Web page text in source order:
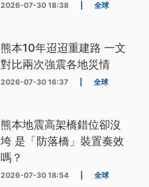
2026-07-30 18:38 全球
熊本10年迢迢重建路 一文
對比兩次強震各地災情
2026-07-30 16:37 全球
熊本地震高架橋錯位卻沒
垮 是「防落橋」裝置奏效
嗎？
2026-07-30 18:54 全球